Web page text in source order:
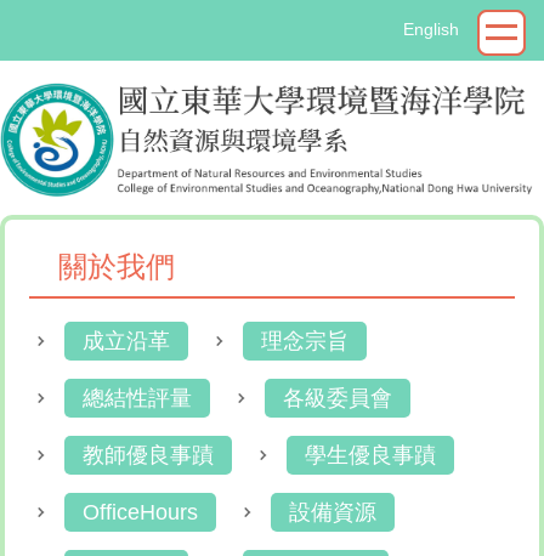
要
內
容
區
English
關於我們
成立沿革 理念宗旨
總結性評量 各級委員會
教師優良事蹟 學生優良事蹟
OfficeHours 設備資源